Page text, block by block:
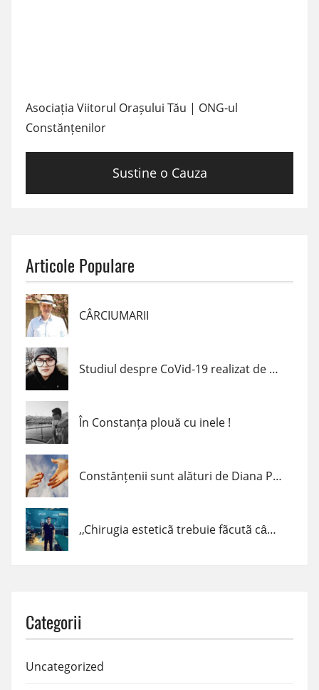
Asociația Viitorul Orașului Tău | ONG-ul
Constănțenilor
Sustine o Cauza
Articole Populare
CÂRCIUMARII
Studiul despre CoVid-19 realizat de un elev de clasa a VII-a din Navodari
În Constanța plouă cu inele !
Constănțenii sunt alături de Diana Popescu
,,Chirugia esteticã trebuie fãcutã cȃnd trebuie, cum trebuie şi de cine trebuie!” – dr. Claudiu Podac
Categorii
Uncategorized